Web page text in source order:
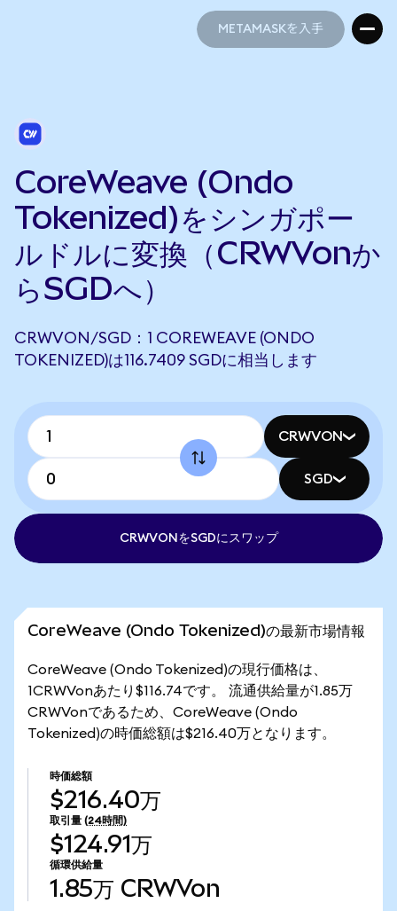
METAMASKを入手
CoreWeave (Ondo
Tokenized)をシンガポー
ルドルに変換（CRWVonか
らSGDへ）
CRWVON/SGD：1 COREWEAVE (ONDO
TOKENIZED)は116.7409 SGDに相当します
CRWVON
SGD
CRWVONをSGDにスワップ
CoreWeave (Ondo Tokenized)の最新市場情報
CoreWeave (Ondo Tokenized)の現行価格は、
1CRWVonあたり$116.74です。 流通供給量が1.85万
CRWVonであるため、CoreWeave (Ondo
Tokenized)の時価総額は$216.40万となります。
時価総額
$216.40万
取引量 (24時間)
$124.91万
循環供給量
1.85万 CRWVon